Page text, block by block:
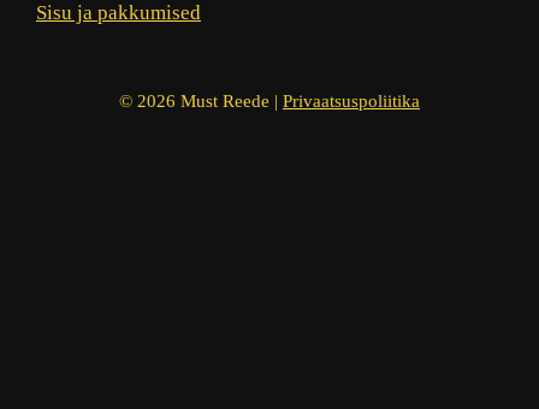
Sisu ja pakkumised
© 2026 Must Reede | Privaatsuspoliitika